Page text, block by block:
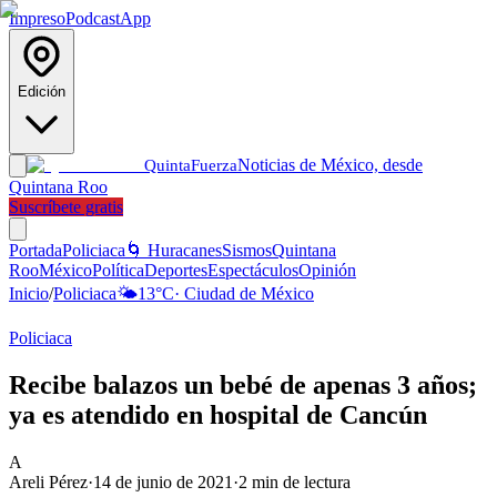
ImpresoPodcastApp
Edición
QuintaFuerzaNoticias de México, desde
Quintana Roo
Suscríbete gratis
PortadaPoliciaca 🌀 HuracanesSismosQuintana
RooMéxicoPolíticaDeportesEspectáculosOpinión
Inicio/Policiaca🌤️13°C· Ciudad de México
Policiaca
Recibe balazos un bebé de apenas 3 años;
ya es atendido en hospital de Cancún
A
Areli Pérez·14 de junio de 2021 ·2 min de lectura